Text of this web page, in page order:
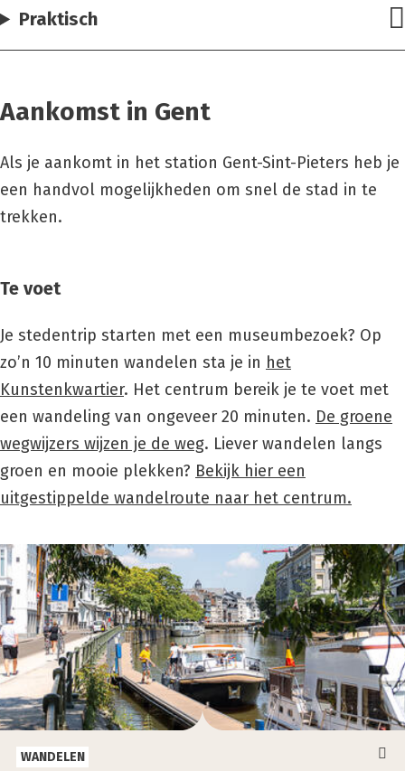
Praktisch
Aankomst in Gent
Als je aankomt in het station Gent-Sint-Pieters heb je
een handvol mogelijkheden om snel de stad in te
trekken.
Te voet
Je stedentrip starten met een museumbezoek? Op
zo’n 10 minuten wandelen sta je in het
Kunstenkwartier. Het centrum bereik je te voet met
een wandeling van ongeveer 20 minuten. De groene
wegwijzers wijzen je de weg. Liever wandelen langs
groen en mooie plekken? Bekijk hier een
uitgestippelde wandelroute naar het centrum.
WANDELEN